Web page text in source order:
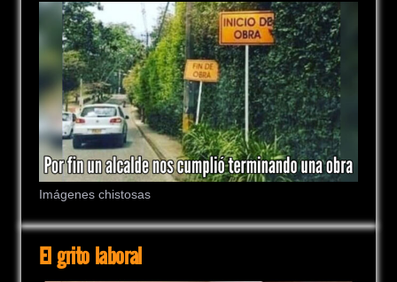
Imágenes chistosas
El grito laboral